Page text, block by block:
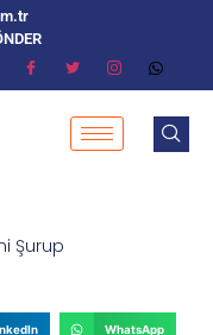
Şurup
WhatsApp